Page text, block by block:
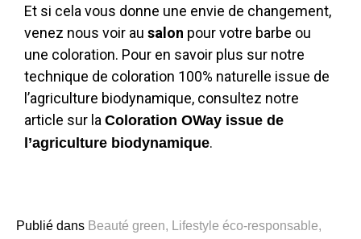
Et si cela vous donne une envie de changement,
venez nous voir au salon pour votre barbe ou
une coloration. Pour en savoir plus sur notre
technique de coloration 100% naturelle issue de
l’agriculture biodynamique, consultez notre
article sur la Coloration OWay issue de
l’agriculture biodynamique.
Publié dans Beauté green, Lifestyle éco-responsable,